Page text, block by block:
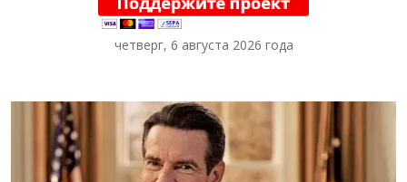
четверг, 6 августа 2026 года